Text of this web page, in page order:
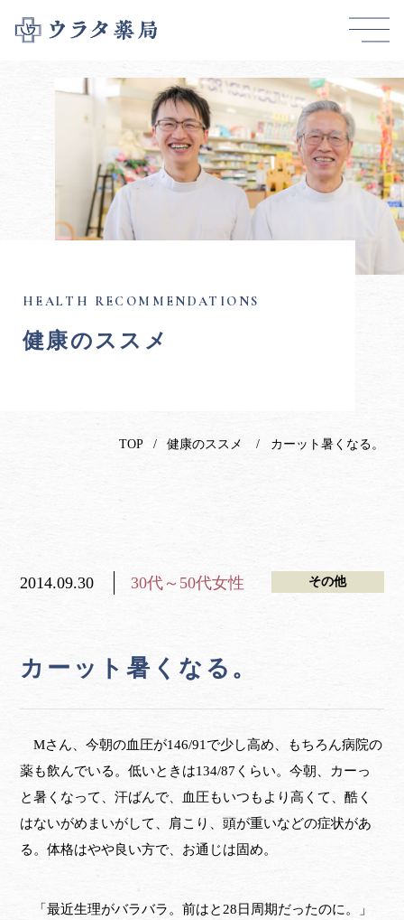
健康のススメ
TOP 健康のススメ カーット暑くなる。
2014.09.30 30代～50代女性 その他
カーット暑くなる。
Mさん、今朝の血圧が146/91で少し高め、もちろん病院の
薬も飲んでいる。低いときは134/87くらい。今朝、カーっ
と暑くなって、汗ばんで、血圧もいつもより高くて、酷く
はないがめまいがして、肩こり、頭が重いなどの症状があ
る。体格はやや良い方で、お通じは固め。
「最近生理がバラバラ。前はと28日周期だったのに。」